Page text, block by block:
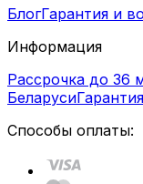
БлогГарантия и
Информация
Рассрочка до 36
Беларуси
Способы оплаты: